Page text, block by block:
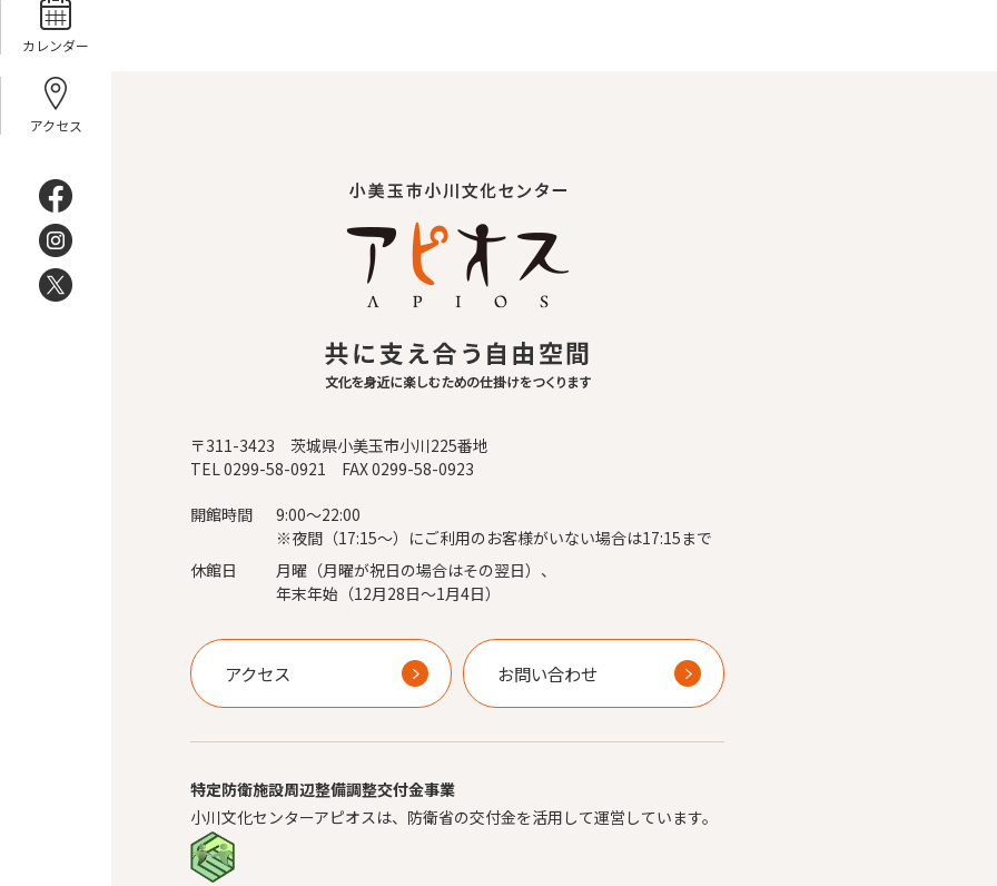
カレンダー
アクセス
〒311-3423 茨城県小美玉市小川225番地
TEL 0299-58-0921 FAX 0299-58-0923
開館時間
9:00～22:00
※夜間（17:15～）にご利用のお客様がいない場合は17:15まで
休館日
月曜（月曜が祝日の場合はその翌日）、
年末年始（12月28日～1月4日）
アクセス お問い合わせ
特定防衛施設周辺整備調整交付金事業
小川文化センターアピオスは、防衛省の交付金を活用して運営しています。